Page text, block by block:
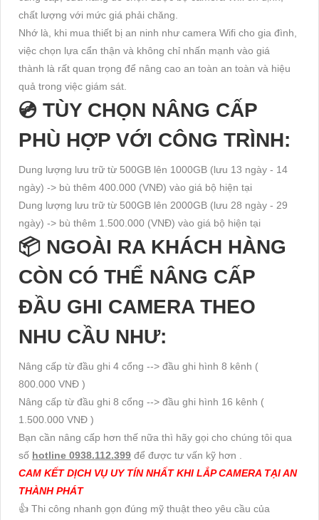
chất lượng với mức giá phải chăng.
Nhớ là, khi mua thiết bị an ninh như camera Wifi cho gia đình,
việc chọn lựa cẩn thận và không chỉ nhấn mạnh vào giá
thành là rất quan trọng để nâng cao an toàn an toàn và hiệu
quả trong việc giám sát.
💿 TÙY CHỌN NÂNG CẤP
PHÙ HỢP VỚI CÔNG TRÌNH:
Dung lượng lưu trữ từ 500GB lên 1000GB (lưu 13 ngày - 14
ngày) -> bù thêm 400.000 (VNĐ) vào giá bộ hiện tại
Dung lượng lưu trữ từ 500GB lên 2000GB (lưu 28 ngày - 29
ngày) -> bù thêm 1.500.000 (VNĐ) vào giá bộ hiện tại
📦 NGOÀI RA KHÁCH HÀNG
CÒN CÓ THỂ NÂNG CẤP
ĐẦU GHI CAMERA THEO
NHU CẦU NHƯ:
Nâng cấp từ đầu ghi 4 cổng --> đầu ghi hình 8 kênh (
800.000 VNĐ )
Nâng cấp từ đầu ghi 8 cổng --> đầu ghi hình 16 kênh (
1.500.000 VNĐ )
Bạn cần nâng cấp hơn thế nữa thì hãy gọi cho chúng tôi qua
số hotline 0938.112.399 để được tư vấn kỹ hơn .
CAM KẾT DỊCH VỤ UY TÍN NHẤT KHI LẮP CAMERA TẠI AN
THÀNH PHÁT
👍 Thi công nhanh gọn đúng mỹ thuật theo yêu cầu của